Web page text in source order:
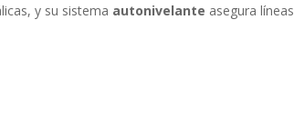
y su sistema autonivelante asegura líneas